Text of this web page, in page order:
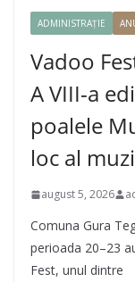
ADMINISTRAȚIE
Vadoo
A VIII-a
poalele
loc al
august 5, 2026
Comuna Gura
perioada 20–23
Fest, unul dintre